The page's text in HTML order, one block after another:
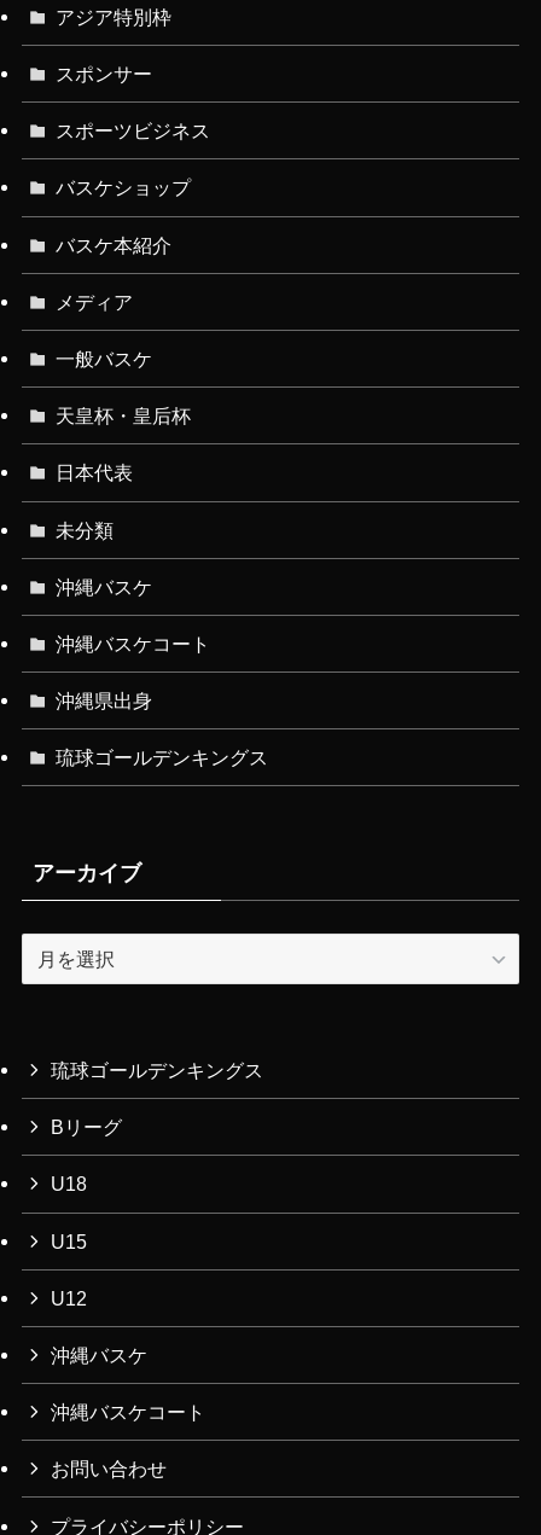
アジア特別枠
スポンサー
スポーツビジネス
バスケショップ
バスケ本紹介
メディア
一般バスケ
天皇杯・皇后杯
日本代表
未分類
沖縄バスケ
沖縄バスケコート
沖縄県出身
琉球ゴールデンキングス
アーカイブ
ブ
琉球ゴールデンキングス
Bリーグ
U18
U15
U12
沖縄バスケ
沖縄バスケコート
お問い合わせ
プライバシーポリシー